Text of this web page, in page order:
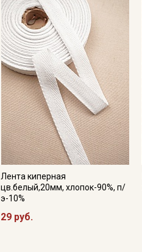
Лента киперная
цв.белый,20мм, хлопок-90%, п/
э-10%
29 руб.